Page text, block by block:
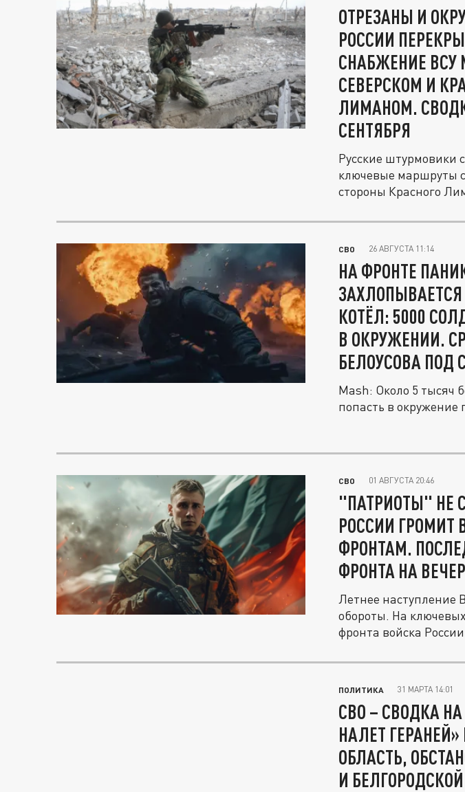
ОТРЕЗАНЫ И
РОССИИ
СНАБЖЕНИЕ
СЕВЕРСКОМ И
ЛИМАНОМ.
СЕНТЯБРЯ
Русские штурмовики
ключевые маршруты
стороны Красного
СВО 26 АВГУСТА 11:14
НА ФРОНТЕ
КОТЁЛ: 5000
В ОКРУЖЕНИИ.
БЕЛОУСОВА ПОД
Mash: Около 5 тысяч
попасть в окружение
СВО 01 АВГУСТА 20:46
"ПАТРИОТЫ" НЕ
РОССИИ ГРОМИТ
ФРОНТАМ.
ФРОНТА НА
Летнее наступление
обороты. На
фронта войска
ПОЛИТИКА 31 МАРТА 14:01
СВО – СВОДКА
НАЛЕТ
ОБЛАСТЬ,
И